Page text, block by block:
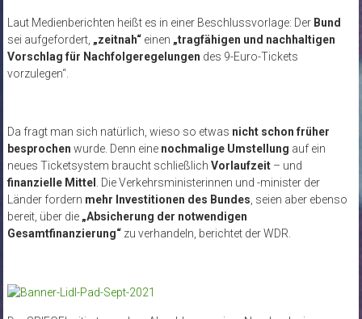
Laut Medienberichten heißt es in einer Beschlussvorlage: Der Bund
sei aufgefordert, „zeitnah“einen „tragfähigen und nachhaltigen
Vorschlag für Nachfolgeregelungen des 9-Euro-Tickets
vorzulegen“.
Da fragt man sich natürlich, wieso so etwas nicht schon früher
besprochen wurde. Denn eine nochmalige Umstellung auf ein
neues Ticketsystem braucht schließlich Vorlaufzeit– und
finanzielle Mittel
. Die Verkehrsministerinnen und -minister der
Länder fordern mehr Investitionen des Bundes , seien aber ebenso
bereit, über die „Absicherung der notwendigen
Gesamtfinanzierung“zu verhandeln, berichtet der WDR.